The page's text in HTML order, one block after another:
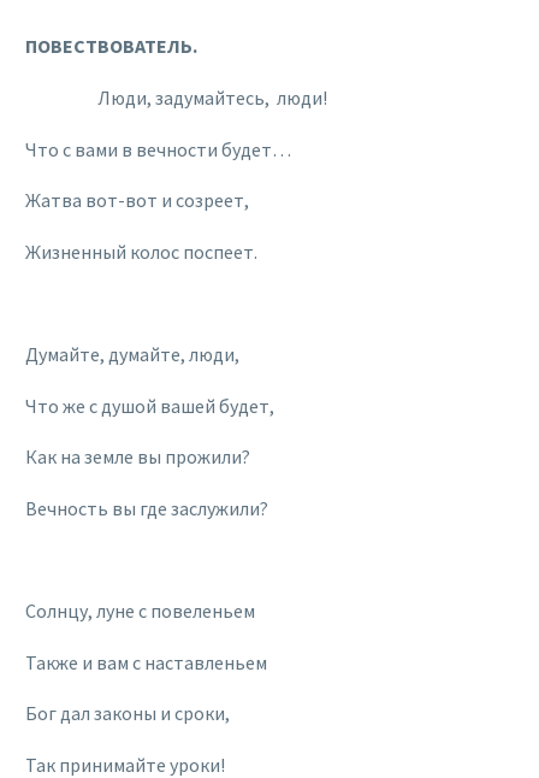
ПОВЕСТВОВАТЕЛЬ.
Люди, задумайтесь, люди!
Что с вами в вечности будет…
Жатва вот-вот и созреет,
Жизненный колос поспеет.
Думайте, думайте, люди,
Что же с душой вашей будет,
Как на земле вы прожили?
Вечность вы где заслужили?
Солнцу, луне с повеленьем
Также и вам с наставленьем
Бог дал законы и сроки,
Так принимайте уроки!